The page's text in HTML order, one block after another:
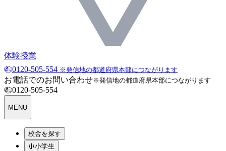
体験授業
0120-505-554 ※発信地の都道府県本部につながります
お電話でのお問い合わせ※発信地の都道府県本部につながります
0120-505-554
MENU
校舎を探す
小学生